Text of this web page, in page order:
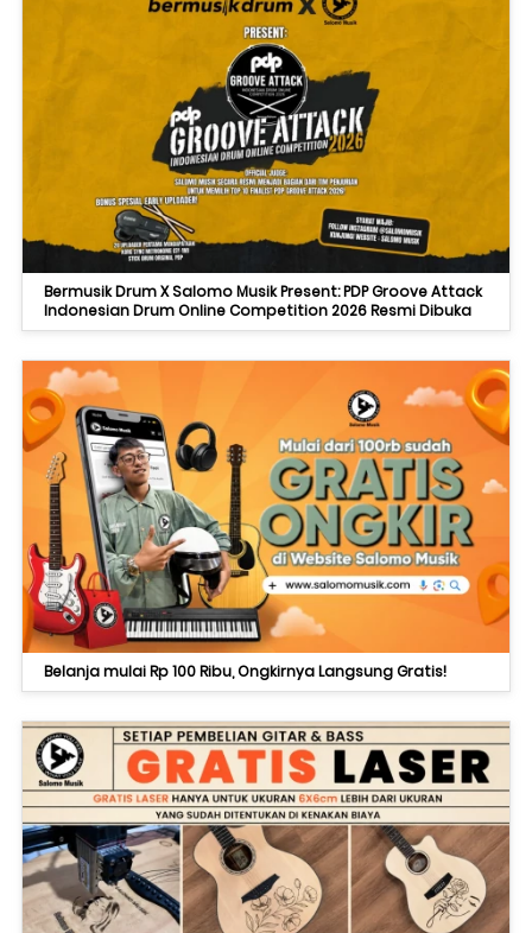
Bermusik Drum X Salomo Musik Present: PDP Groove Attack
Indonesian Drum Online Competition 2026 Resmi Dibuka
Belanja mulai Rp 100 Ribu, Ongkirnya Langsung Gratis!